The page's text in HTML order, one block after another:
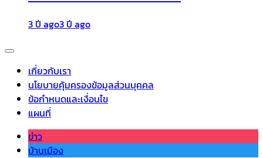
3 ปี ago3 ปี ago
เกี่ยวกับเรา
นโยบายคุ้มครองข้อมูลส่วนบุคคล
ข้อกำหนดและเงื่อนไข
แผนที่
ข่าว
บ้านเมือง